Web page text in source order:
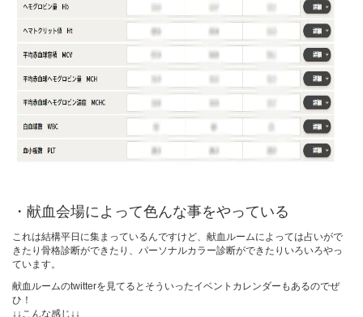
・献血会場によって色んな事をやっている
これは結構平日に集まっているんですけど、献血ルームによっては占いがで
きたり骨格診断ができたり、パーソナルカラー診断ができたりいろいろやっ
ています。
献血ルームのtwitterを見てるとそういったイベントカレンダーもあるのでぜ
ひ！
↓↓こんな感じ↓↓